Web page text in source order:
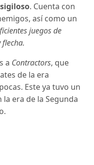
. Cuenta con
así como un
juegos de
a Contractors, que
de la era
Este ya tuvo un
era de la Segunda